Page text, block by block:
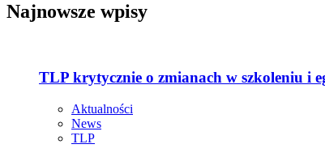
Najnowsze wpisy
TLP krytycznie o zmianach w szkoleniu i
Aktualności
News
TLP